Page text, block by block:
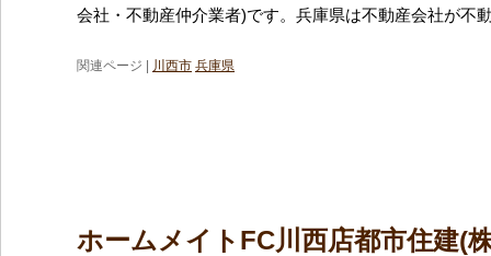
会社・不動産仲介業者)です。兵庫県は不動産会社が不
関連ページ | 川西市 兵庫県
ホームメイトFC川西店都市住建(